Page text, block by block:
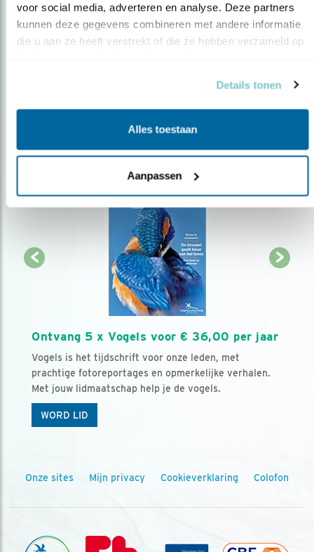
voor social media, adverteren en analyse. Deze partners
kunnen deze gegevens combineren met andere informatie
die u aan ze heeft verstrekt of die ze hebben verzameld op
Details tonen
Alles toestaan
Aanpassen
Meld je aan en ontvang nieuws, inspiratie, acties en tips
over vogels en activiteiten van Vogelbescherming.
Ontvang 5 x Vogels voor € 36,00 per jaar
Vogels is het tijdschrift voor onze leden, met
prachtige fotoreportages en opmerkelijke verhalen.
Met jouw lidmaatschap help je de vogels.
WORD LID
Onze sites Mijn privacy Cookieverklaring Colofon